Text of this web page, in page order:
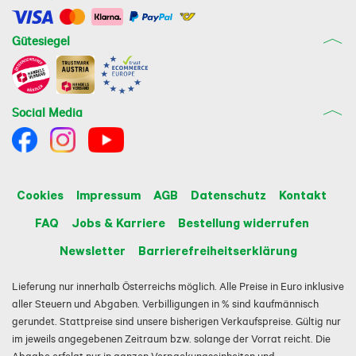
Gütesiegel
Social Media
Cookies Impressum AGB Datenschutz
Kontakt
FAQ
Jobs & Karriere
Bestellung widerrufen
Newsletter
Barrierefreiheitserklärung
Lieferung nur innerhalb Österreichs möglich. Alle Preise in Euro inklusive
aller Steuern und Abgaben. Verbilligungen in % sind kaufmännisch
gerundet. Stattpreise sind unsere bisherigen Verkaufspreise. Gültig nur
im jeweils angegebenen Zeitraum bzw. solange der Vorrat reicht. Die